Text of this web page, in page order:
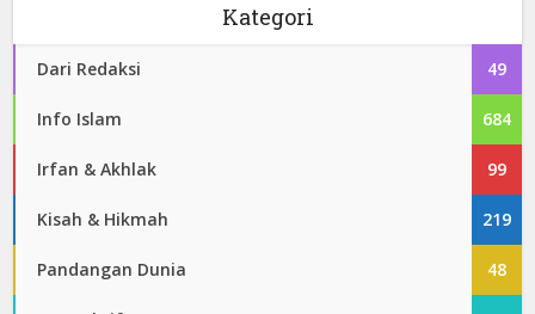
Kategori
Dari Redaksi 49
Info Islam 684
Irfan & Akhlak 99
Kisah & Hikmah 219
Pandangan Dunia 48